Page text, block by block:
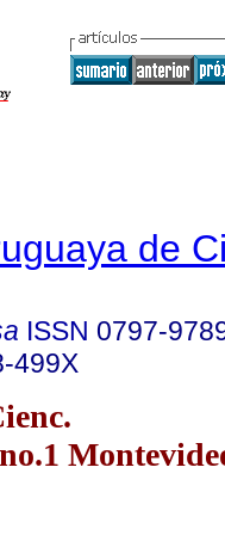
de
ISSN 0797-
499X